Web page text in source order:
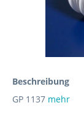
Beschreibung
GP 1137 mehr